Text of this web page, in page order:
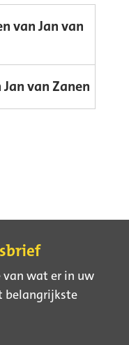
van Jan van
van Zanen
wat er in uw
belangrijkste